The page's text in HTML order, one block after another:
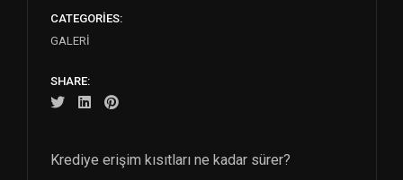
CATEGORIES:
GALERI
SHARE:
Krediye erişim kısıtları ne kadar sürer?